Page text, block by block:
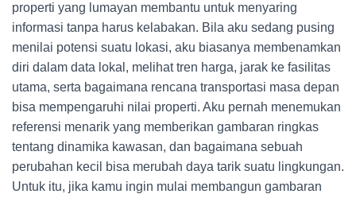
properti yang lumayan membantu untuk menyaring
informasi tanpa harus kelabakan. Bila aku sedang pusing
menilai potensi suatu lokasi, aku biasanya membenamkan
diri dalam data lokal, melihat tren harga, jarak ke fasilitas
utama, serta bagaimana rencana transportasi masa depan
bisa mempengaruhi nilai properti. Aku pernah menemukan
referensi menarik yang memberikan gambaran ringkas
tentang dinamika kawasan, dan bagaimana sebuah
perubahan kecil bisa merubah daya tarik suatu lingkungan.
Untuk itu, jika kamu ingin mulai membangun gambaran